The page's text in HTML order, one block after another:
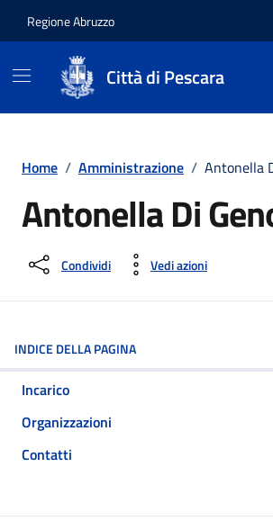
Regione Abruzzo
Città di Pescara
Home / Amministrazione / Antonella
Antonella Di
Condividi Vedi azioni
INDICE DELLA PAGINA
Incarico
Organizzazioni
Contatti